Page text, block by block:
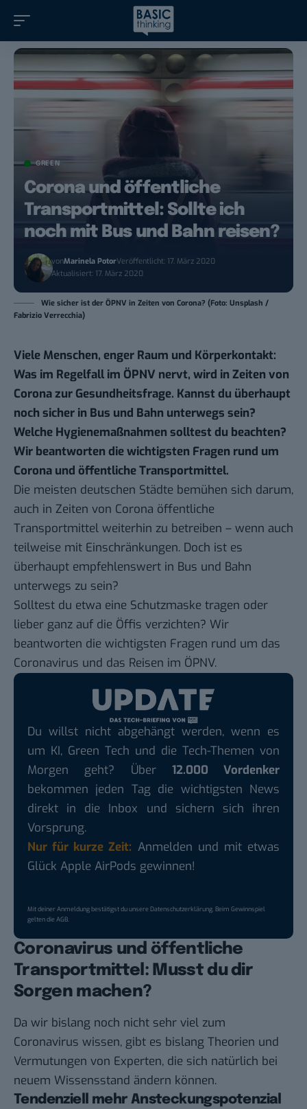
GREEN
Corona und öffentliche
Transportmittel: Sollte ich
noch mit Bus und Bahn reisen?
vonMarinela PotorVeröffentlicht: 17. März 2020
Aktualisiert: 17. März 2020
Wie sicher ist der ÖPNV in Zeiten von Corona? (Foto: Unsplash /
Fabrizio Verrecchia)
Viele Menschen, enger Raum und Körperkontakt:
Was im Regelfall im ÖPNV nervt, wird in Zeiten von
Corona zur Gesundheitsfrage. Kannst du überhaupt
noch sicher in Bus und Bahn unterwegs sein?
Welche Hygienemaßnahmen solltest du beachten?
Wir beantworten die wichtigsten Fragen rund um
Corona und öffentliche Transportmittel.
Die meisten deutschen Städte bemühen sich darum,
auch in Zeiten von Corona öffentliche
Transportmittel weiterhin zu betreiben – wenn auch
teilweise mit Einschränkungen. Doch ist es
überhaupt empfehlenswert in Bus und Bahn
unterwegs zu sein?
Solltest du etwa eine Schutzmaske tragen oder
lieber ganz auf die Öffis verzichten? Wir
beantworten die wichtigsten Fragen rund um das
Coronavirus und das Reisen im ÖPNV.
Du willst nicht abgehängt werden, wenn es
um KI, Green Tech und die Tech-Themen von
Morgen geht? Über 12.000 Vordenker
bekommen jeden Tag die wichtigsten News
direkt in die Inbox und sichern sich ihren
Vorsprung.
Nur für kurze Zeit: Anmelden und mit etwas
Glück Apple AirPods gewinnen!
Mit deiner Anmeldung bestätigst du unsereDatenschutzerklärung. Beim Gewinnspiel
gelten dieAGB.
Coronavirus und öffentliche
Transportmittel: Musst du dir
Sorgen machen?
Da wir bislang noch nicht sehr viel zum
Coronavirus wissen, gibt es bislang Theorien und
Vermutungen von Experten, die sich natürlich bei
neuem Wissensstand ändern können.
Tendenziell mehr Ansteckungspotenzial